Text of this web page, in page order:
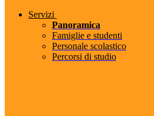
Servizi
Panoramica
Famiglie e studenti
Personale scolastico
Percorsi di studio